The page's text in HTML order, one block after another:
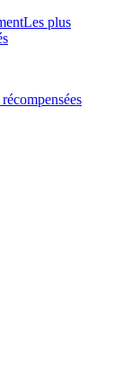
Les plus